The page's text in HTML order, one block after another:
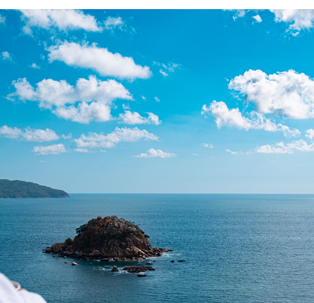
Habitaciones
Restaurantes
Bares
Eventos
Tour
360°
Blog
Contacto
Spa
Facturación
Electrónica